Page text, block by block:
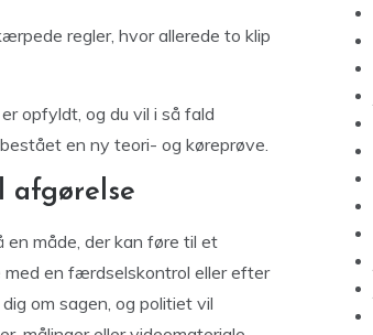
regler, hvor allerede to klip
opfyldt, og du vil i så fald
en ny teori- og køreprøve.
afgørelse
måde, der kan føre til et
en færdselskontrol eller efter
om sagen, og politiet vil